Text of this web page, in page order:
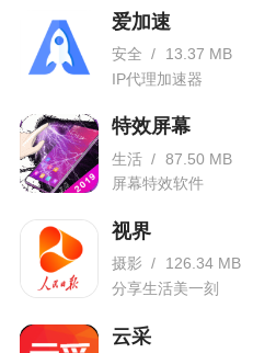
爱加速
安全 /
13.37 MB
IP代理加速器
特效屏幕
生活 / 87.50 MB
屏幕特效软件
视界
摄影 /
126.34 MB
分享生活美一刻
云采